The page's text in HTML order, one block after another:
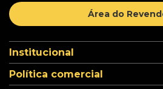
Área do
Institucional
Política comercial